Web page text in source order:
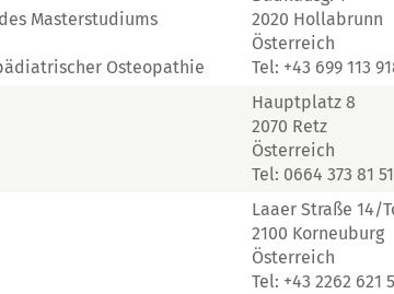
Masterstudiums
Osteopathie
2020 Hollabrunn
Österreich
Tel: +43 699 113
Hauptplatz 8
2070 Retz
Österreich
Tel: 0664 373 81 51
Laaer Straße 14/
2100 Korneuburg
Österreich
Tel: +43 2262 621